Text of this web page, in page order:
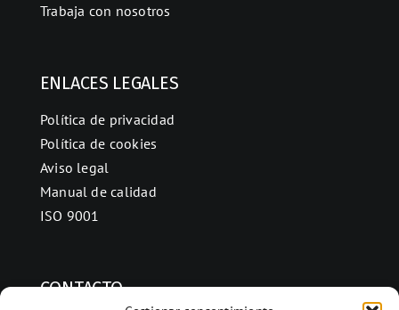
Trabaja con nosotros
ENLACES LEGALES
Política de privacidad
Política de cookies
Aviso legal
Manual de calidad
ISO 9001
CONTACTO